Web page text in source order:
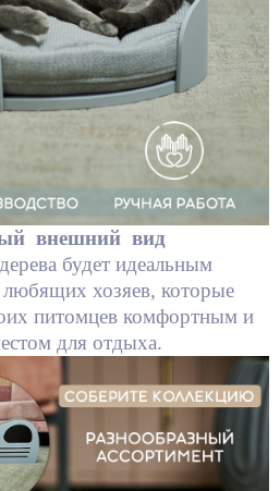
внешний вид
будет идеальным
хозяев, которые
питомцев комфортным и
для отдыха.